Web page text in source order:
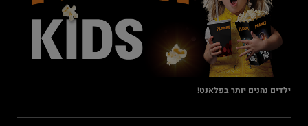
ילדים נהנים יותר בפלאנט!